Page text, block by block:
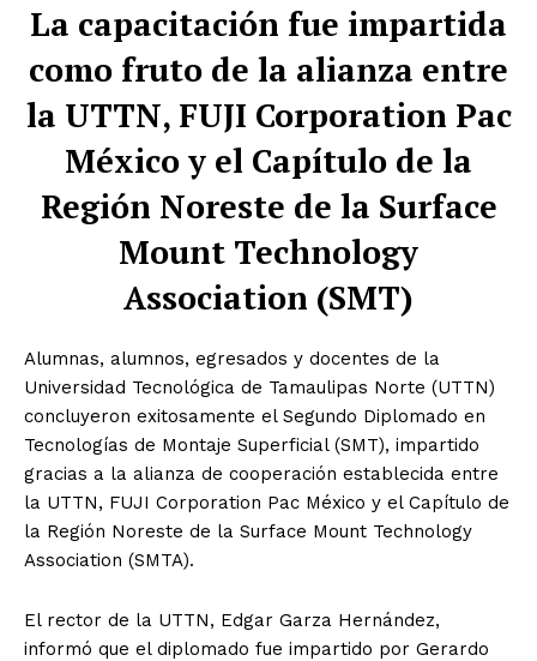
La capacitación fue impartida
como fruto de la alianza entre
la UTTN, FUJI Corporation Pac
México y el Capítulo de la
Región Noreste de la Surface
Mount Technology
Association (SMT)
Alumnas, alumnos, egresados y docentes de la
Universidad Tecnológica de Tamaulipas Norte (UTTN)
concluyeron exitosamente el Segundo Diplomado en
Tecnologías de Montaje Superficial (SMT), impartido
gracias a la alianza de cooperación establecida entre
la UTTN, FUJI Corporation Pac México y el Capítulo de
la Región Noreste de la Surface Mount Technology
Association (SMTA).
El rector de la UTTN, Edgar Garza Hernández,
informó que el diplomado fue impartido por Gerardo